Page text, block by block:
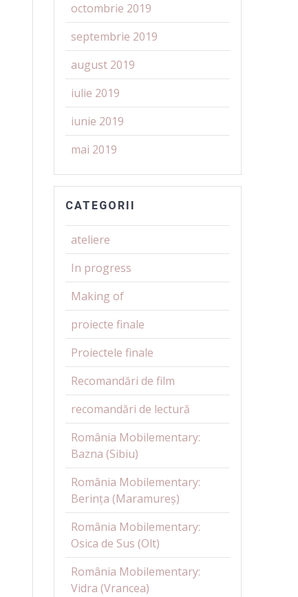
octombrie 2019
septembrie 2019
august 2019
iulie 2019
iunie 2019
mai 2019
CATEGORII
ateliere
In progress
Making of
proiecte finale
Proiectele finale
Recomandări de film
recomandări de lectură
România Mobilementary:
Bazna (Sibiu)
România Mobilementary:
Berința (Maramureș)
România Mobilementary:
Osica de Sus (Olt)
România Mobilementary:
Vidra (Vrancea)